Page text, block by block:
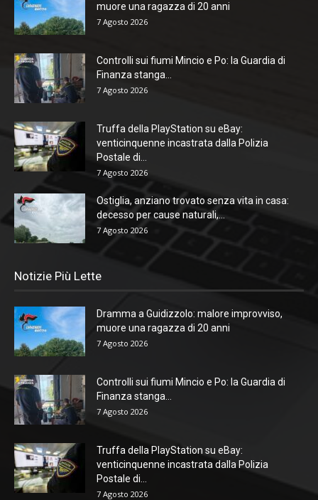
muore una ragazza di 20 anni
7 Agosto 2026
Controlli sui fiumi Mincio e Po: la Guardia di
Finanza stanga...
7 Agosto 2026
Truffa della PlayStation su eBay:
venticinquenne incastrata dalla Polizia
Postale di...
7 Agosto 2026
Ostiglia, anziano trovato senza vita in casa:
decesso per cause naturali,...
7 Agosto 2026
Notizie Più Lette
Dramma a Guidizzolo: malore improvviso,
muore una ragazza di 20 anni
7 Agosto 2026
Controlli sui fiumi Mincio e Po: la Guardia di
Finanza stanga...
7 Agosto 2026
Truffa della PlayStation su eBay:
venticinquenne incastrata dalla Polizia
Postale di...
7 Agosto 2026